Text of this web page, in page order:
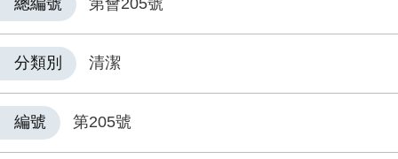
總編號 第會205號
分類別 清潔
編號 第205號